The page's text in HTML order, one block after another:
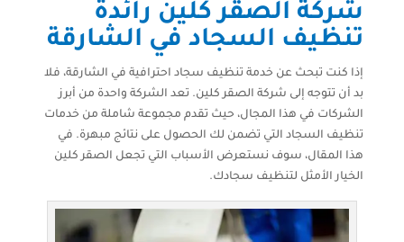
شركة الصقر كلين رائدة
تنظيف السجاد في الشارقة
إذا كنت تبحث عن خدمة تنظيف سجاد احترافية في الشارقة، فلا
بد أن تتوجه إلى شركة الصقر كلين. تعد الشركة واحدة من أبرز
الشركات في هذا المجال، حيث تقدم مجموعة شاملة من خدمات
تنظيف السجاد التي تضمن لك الحصول على نتائج مبهرة. في
هذا المقال، سوف نستعرض الأسباب التي تجعل الصقر كلين
الخيار الأمثل لتنظيف سجادك.